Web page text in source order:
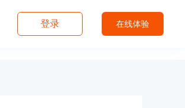
登录 在线体验